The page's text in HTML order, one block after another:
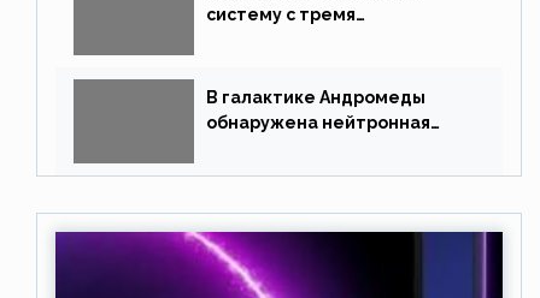
систему с тремя
В галактике Андромеды
обнаружена нейтронная